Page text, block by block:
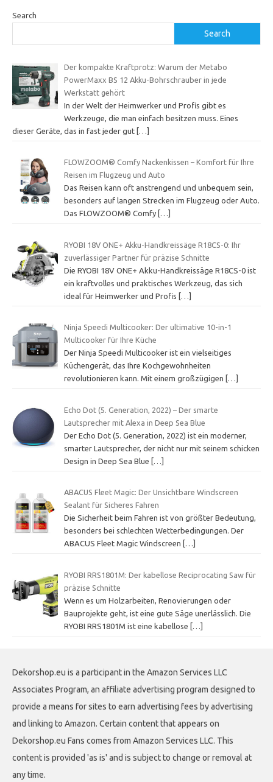
Search
Search
Der kompakte Kraftprotz: Warum der Metabo
PowerMaxx BS 12 Akku-Bohrschrauber in jede
Werkstatt gehört
In der Welt der Heimwerker und Profis gibt es
Werkzeuge, die man einfach besitzen muss. Eines
dieser Geräte, das in fast jeder gut […]
FLOWZOOM® Comfy Nackenkissen – Komfort für Ihre
Reisen im Flugzeug und Auto
Das Reisen kann oft anstrengend und unbequem sein,
besonders auf langen Strecken im Flugzeug oder Auto.
Das FLOWZOOM® Comfy […]
RYOBI 18V ONE+ Akku-Handkreissäge R18CS-0: Ihr
zuverlässiger Partner für präzise Schnitte
Die RYOBI 18V ONE+ Akku-Handkreissäge R18CS-0 ist
ein kraftvolles und praktisches Werkzeug, das sich
ideal für Heimwerker und Profis
[…]
Ninja Speedi Multicooker: Der ultimative 10-in-1
Multicooker für Ihre Küche
Der Ninja Speedi Multicooker ist ein vielseitiges
Küchengerät, das Ihre Kochgewohnheiten
revolutionieren kann. Mit einem großzügigen
[…]
Echo Dot (5. Generation, 2022) – Der smarte
Lautsprecher mit Alexa in Deep Sea Blue
Der Echo Dot (5. Generation, 2022) ist ein moderner,
smarter Lautsprecher, der nicht nur mit seinem schicken
Design in Deep Sea Blue
[…]
ABACUS Fleet Magic: Der Unsichtbare Windscreen
Sealant für Sicheres Fahren
Die Sicherheit beim Fahren ist von größter Bedeutung,
besonders bei schlechten Wetterbedingungen. Der
ABACUS Fleet Magic Windscreen
[…]
RYOBI RRS1801M: Der kabellose Reciprocating Saw für
präzise Schnitte
Wenn es um Holzarbeiten, Renovierungen oder
Bauprojekte geht, ist eine gute Säge unerlässlich. Die
RYOBI RRS1801M ist eine kabellose
[…]
Dekorshop.eu is a participant in the Amazon Services LLC
Associates Program, an affiliate advertising program designed to
provide a means for sites to earn advertising fees by advertising
and linking to Amazon. Certain content that appears on
Dekorshop.eu Fans comes from Amazon Services LLC. This
content is provided 'as is' and is subject to change or removal at
any time.